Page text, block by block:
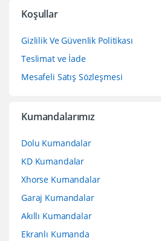
Koşullar
Gizlilik Ve Güvenlik Politikası
Teslimat ve İade
Mesafeli Satış Sözleşmesi
Kumandalarımız
Dolu Kumandalar
KD Kumandalar
Xhorse Kumandalar
Garaj Kumandalar
Akıllı Kumandalar
Ekranlı Kumanda